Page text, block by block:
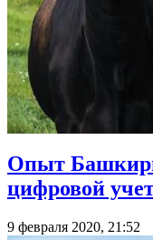
Опыт
цифровой
9 февраля 2020, 21:52